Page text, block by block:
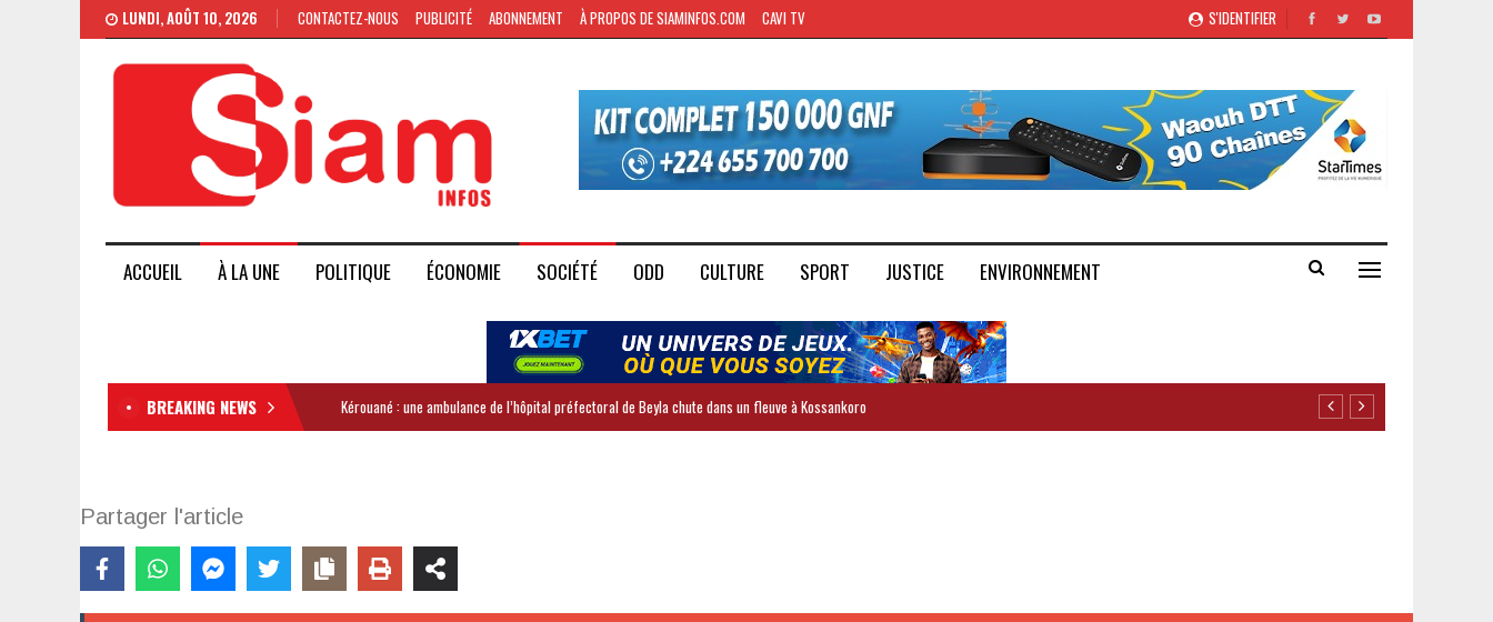
S'IDENTIFIER
LUNDI, AOÛT 10, 2026 CONTACTEZ-NOUS PUBLICITÉ ABONNEMENT À PROPOS DE SIAMINFOS.COM CAVI TV
ACCUEIL À LA UNE POLITIQUE ÉCONOMIE SOCIÉTÉ ODD CULTURE SPORT JUSTICE ENVIRONNEMENT
BREAKING NEWS Kérouané : une ambulance de l’hôpital préfectoral de Beyla chute dans un fleuve à Kossankoro
Partager l'article